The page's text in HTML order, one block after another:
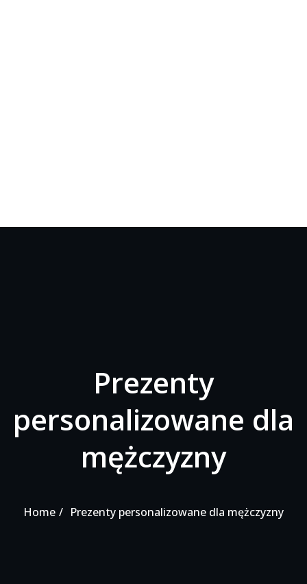
Prezenty
personalizowane dla
mężczyzny
Home Prezenty personalizowane dla mężczyzny